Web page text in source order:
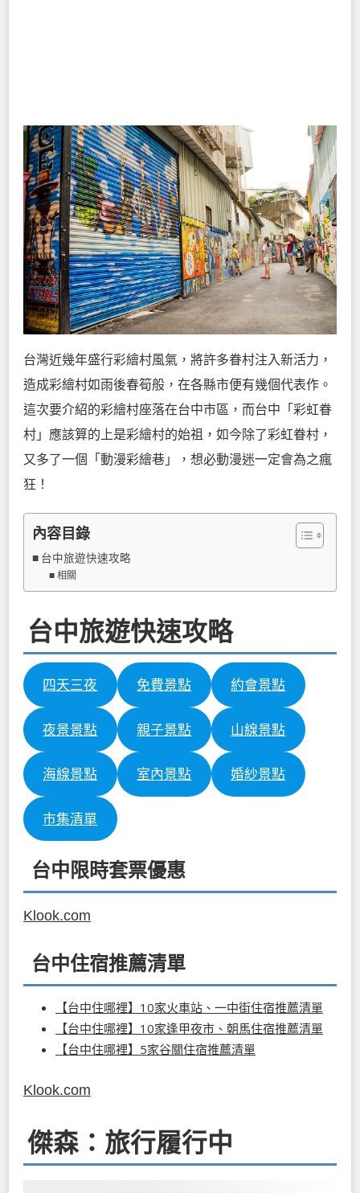
台灣近幾年盛行彩繪村風氣，將許多眷村注入新活力，
造成彩繪村如雨後春筍般，在各縣市便有幾個代表作。
這次要介紹的彩繪村座落在台中市區，而台中「彩虹眷
村」應該算的上是彩繪村的始祖， 如今除了彩虹眷村，
又多了一個「動漫彩繪巷」，想必動漫迷一定會為之瘋
狂！
內容目錄
台中旅遊快速攻略
相關
台中旅遊快速攻略
四天三夜 免費景點 約會景點
夜景景點 親子景點 山線景點
海線景點 室內景點 婚紗景點
市集清單
台中限時套票優惠
Klook.com
台中住宿推薦清單
【台中住哪裡】10家火車站、一中街住宿推薦清單
【台中住哪裡】10家逢甲夜市、朝馬住宿推薦清單
【台中住哪裡】5家谷關住宿推薦清單
Klook.com
傑森：旅行履行中